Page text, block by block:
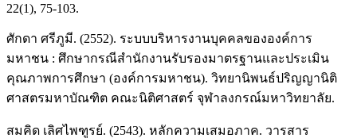
22(1), 75-103.
ศักดา ศรีภูมี. (2552). ระบบบริหารงานบุคคลขององค์การ
มหาชน : ศึกษากรณีสำนักงานรับรองมาตรฐานและประเมิน
คุณภาพการศึกษา (องค์การมหาชน). วิทยานิพนธ์ปริญญานิติ
ศาสตรมหาบัณฑิต คณะนิติศาสตร์ จุฬาลงกรณ์มหาวิทยาลัย.
สมคิด เลิศไพฑูรย์. (2543). หลักความเสมอภาค. วารสาร